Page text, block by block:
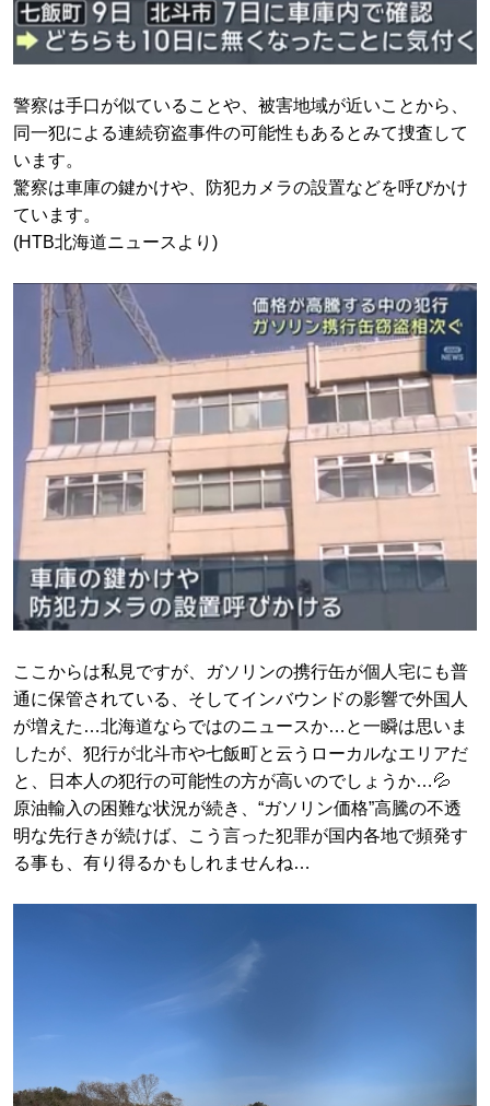
警察は手口が似ていることや、被害地域が近いことから、
同一犯による連続窃盗事件の可能性もあるとみて捜査して
います。
驚察は車庫の鍵かけや、防犯カメラの設置などを呼びかけ
ています。
(HTB北海道ニュースより)
ここからは私見ですが、ガソリンの携行缶が個人宅にも普
通に保管されている、そしてインバウンドの影響で外国人
が増えた…北海道ならではのニュースか…と一瞬は思いま
したが、犯行が北斗市や七飯町と云うローカルなエリアだ
と、日本人の犯行の可能性の方が高いのでしょうか…💦
原油輸入の困難な状況が続き、“ガソリン価格”高騰の不透
明な先行きが続けば、こう言った犯罪が国内各地で頻発す
る事も、有り得るかもしれませんね…